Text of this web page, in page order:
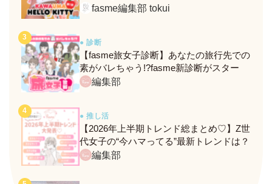
定メニュー＆グッズをレポ！
fasme編集部 tokui
● 診断
【fasme旅女子診断】あなたの旅行先での
素がバレちゃう!?fasme新診断がスター
ト！編集部
● 推し活
【2026年上半期トレンド総まとめ♡】Z世
代女子の“今ハマってる”最新トレンドは？
ネクストバズ予報もチェック♪
編集部